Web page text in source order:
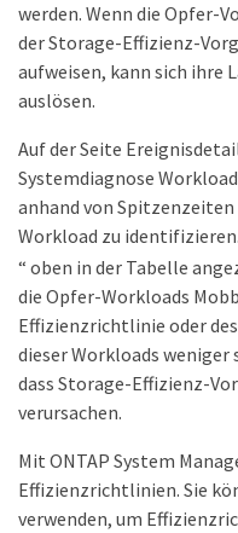
werden. Wenn die Opfer-
der Storage-Effizienz-
aufweisen, kann sich ihre
auslösen.
Auf der Seite
Systemdiagnose
anhand von
Workload zu
“ oben in der Tabelle
die Opfer-Workloads
Effizienzrichtlinie oder
dieser Workloads weniger
dass Storage-Effizienz-
verursachen.
Mit ONTAP System
Effizienzrichtlinien. Sie
verwenden, um